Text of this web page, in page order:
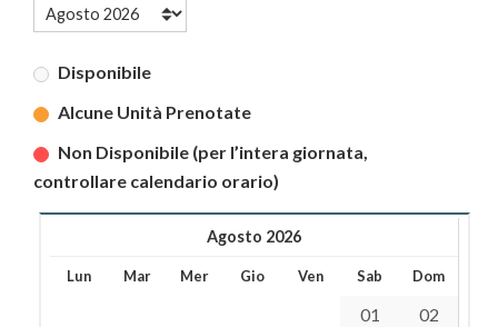
Disponibile
Alcune Unità Prenotate
Non Disponibile (per l’intera giornata,
controllare calendario orario)
Agosto 2026
Lun Mar Mer Gio Ven Sab Dom
01
02